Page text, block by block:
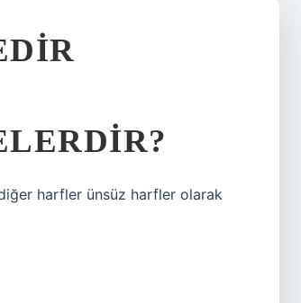
harfler ünsüz harfler olarak